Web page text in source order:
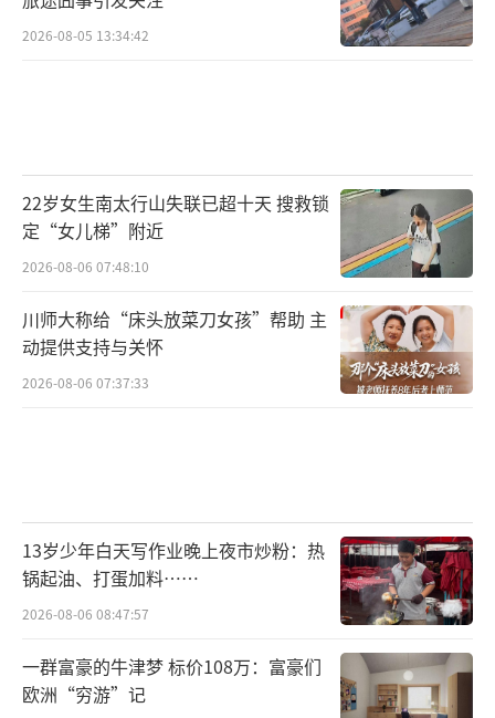
2026-08-05 13:34:42
22岁女生南太行山失联已超十天 搜救锁
定“女儿梯”附近
2026-08-06 07:48:10
川师大称给“床头放菜刀女孩”帮助 主
动提供支持与关怀
2026-08-06 07:37:33
13岁少年白天写作业晚上夜市炒粉：热
锅起油、打蛋加料……
2026-08-06 08:47:57
一群富豪的牛津梦 标价108万：富豪们
欧洲“穷游”记